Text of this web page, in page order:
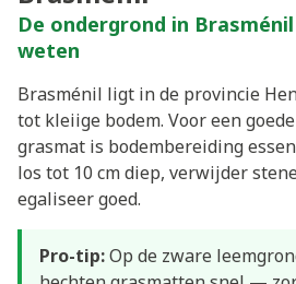
De ondergrond in
weten
Brasménil ligt in de provincie
tot kleiige bodem. Voor een
grasmat is bodembereiding
los tot 10 cm diep, verwijder
egaliseer goed.
Pro-tip:Op de zware